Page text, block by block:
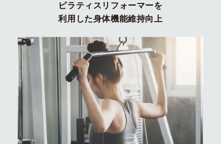
ピラティスリフォーマーを
利用した身体機能維持向上